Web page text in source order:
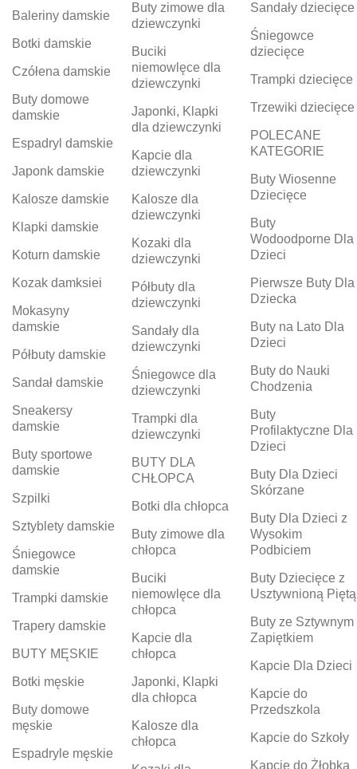
Baleriny damskie
Botki damskie
Czółena damskie
Buty domowe
damskie
Espadryl damskie
Japonk damskie
Kalosze damskie
Klapki damskie
Koturn damskie
Kozak damksiei
Mokasyny
damskie
Półbuty damskie
Sandał damskie
Sneakersy
damskie
Buty sportowe
damskie
Szpilki
Sztyblety damskie
Śniegowce
damskie
Trampki damskie
Trapery damskie
BUTY MĘSKIE
Botki męskie
Buty domowe
męskie
Espadryle męskie
Buty zimowe dla
dziewczynki
Buciki
niemowlęce dla
dziewczynki
Japonki, Klapki
dla dziewczynki
Kapcie dla
dziewczynki
Kalosze dla
dziewczynki
Kozaki dla
dziewczynki
Półbuty dla
dziewczynki
Sandały dla
dziewczynki
Śniegowce dla
dziewczynki
Trampki dla
dziewczynki
BUTY DLA
CHŁOPCA
Botki dla chłopca
Buty zimowe dla
chłopca
Buciki
niemowlęce dla
chłopca
Kapcie dla
chłopca
Japonki, Klapki
dla chłopca
Kalosze dla
chłopca
Sandały dziecięce
Śniegowce
dziecięce
Trampki dziecięce
Trzewiki dziecięce
POLECANE
KATEGORIE
Buty Wiosenne
Dziecięce
Buty
Wodoodporne Dla
Dzieci
Pierwsze Buty Dla
Dziecka
Buty na Lato Dla
Dzieci
Buty do Nauki
Chodzenia
Buty
Profilaktyczne Dla
Dzieci
Buty Dla Dzieci
Skórzane
Buty Dla Dzieci z
Wysokim
Podbiciem
Buty Dziecięce z
Usztywnioną Piętą
Buty ze Sztywnym
Zapiętkiem
Kapcie Dla Dzieci
Kapcie do
Przedszkola
Kapcie do Szkoły
Kapcie do Żłobka